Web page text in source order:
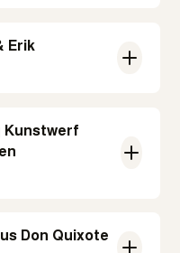
Erik
Kunstwerf
Don Quixote